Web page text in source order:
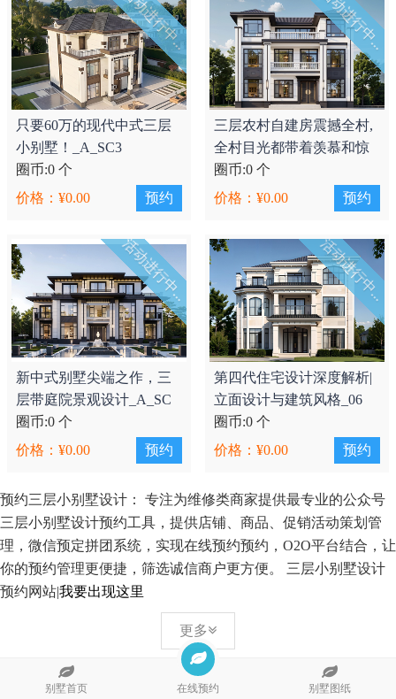
活动进行中...
只要60万的现代中式三层
小别墅！_A_SC3
圈币:0 个
价格：¥0.00
预约
活动进行中...
三层农村自建房震撼全村,
全村目光都带着羡慕和惊
叹！_A_SC4
圈币:0 个
价格：¥0.00
预约
活动进行中...
新中式别墅尖端之作，三
层带庭院景观设计_A_SC
圈币:0 个
价格：¥0.00
预约
活动进行中...
第四代住宅设计深度解析|
立面设计与建筑风格_06
圈币:0 个
价格：¥0.00
预约
预约三层小别墅设计 ： 专注为维修类商家提供最专业的公众号
三层小别墅设计预约工具，提供店铺、商品、促销活动策划管
理，微信预定拼团系统，实现在线预约预约，O2O平台结合，让
你的预约管理更便捷，筛选诚信商户更方便。 三层小别墅设计
预约网站|我要出现这里
更多
别墅首页 在线预约 别墅图纸